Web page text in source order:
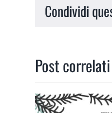
Condividi
Post correlati